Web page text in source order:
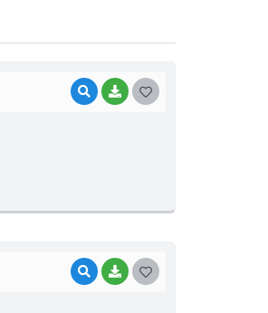
VISUALIZAR
BAIXAR
VISUALIZAR
BAIXAR